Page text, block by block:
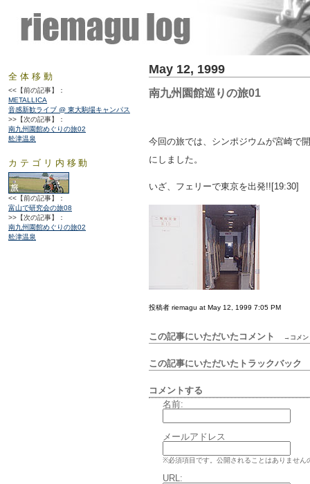
May 12, 1999
南九州園館巡りの旅01
今回の旅では、シンポジウムが宮崎で
にしました。
いざ、フェリーで東京を出発!![19:30]
投稿者 riemagu at May 12, 1999 7:05 PM
この記事にいただいたコメント →コメン
この記事にいただいたトラックバック
コメントする
名前:
メールアドレス
※必須項目です。公開されることはありません
URL:
全体移動
<<【前の記事】：
METALLICA
音感新歓ライブ @ 東大駒場キャンパス
>>【次の記事】：
南九州園館めぐりの旅02
舩津温泉
カテゴリ内移動
<<【前の記事】：
富山で研究会の旅08
>>【次の記事】：
南九州園館めぐりの旅02
舩津温泉